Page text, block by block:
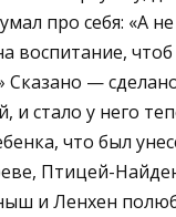
про себя: «А
воспитание,
Сказано —
и стало у него
что был
Птицей-
и Ленхен